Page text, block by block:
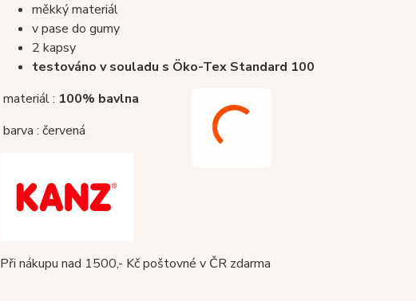
měkký materiál
v pase do gumy
2 kapsy
testováno v souladu s Öko-Tex Standard 100
materiál : 100% bavlna
barva : červená
Při nákupu nad 1500,- Kč poštovné v ČR zdarma